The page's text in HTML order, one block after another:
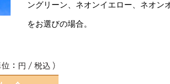
ングリーン、ネオンイエロー、ネオン
をお選びの場合。